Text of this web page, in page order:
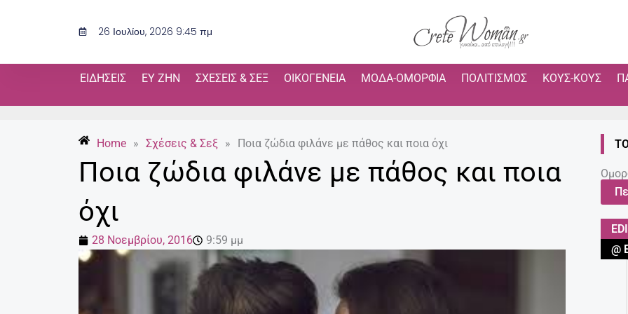
26 Ιουλίου, 2026 9:45 πμ
ΕΙΔΉΣΕΙΣ ΕΥ ΖΗΝ ΣΧΈΣΕΙΣ & ΣΕΞ ΟΙΚΟΓΈΝΕΙΑ ΜΌΔΑ-ΟΜΟΡΦΙΆ ΠΟΛΙΤΙΣΜΌΣ ΚΟΥΣ-ΚΟΥΣ
Home » Σχέσεις & Σεξ » Ποια ζώδια φιλάνε με πάθος και ποια όχι
Ποια ζώδια φιλάνε με πάθος και ποια
όχι
28 Νοεμβρίου, 2016 9:59 μμ
@